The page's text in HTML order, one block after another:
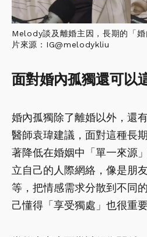
Melody談及離婚主因，長期的「
片來源：IG@melodykliu
面對婚內孤獨還可以
婚內孤獨除了離婚以外，還
醫師袁瑋建議，面對這種長
著降低在婚姻中「單一來源
立自己的人際網絡，像是朋
等，把情感需求分散到不同
己懂得「享受獨處」也很重要